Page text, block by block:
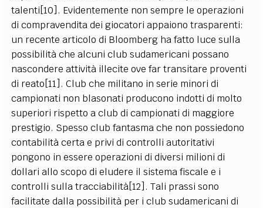
talenti[10]. Evidentemente non sempre le operazioni
di compravendita dei giocatori appaiono trasparenti:
un recente articolo di Bloomberg ha fatto luce sulla
possibilità che alcuni club sudamericani possano
nascondere attività illecite ove far transitare proventi
di reato[11]. Club che militano in serie minori di
campionati non blasonati producono indotti di molto
superiori rispetto a club di campionati di maggiore
prestigio. Spesso club fantasma che non possiedono
contabilità certa e privi di controlli autoritativi
pongono in essere operazioni di diversi milioni di
dollari allo scopo di eludere il sistema fiscale e i
controlli sulla tracciabilità[12]. Tali prassi sono
facilitate dalla possibilità per i club sudamericani di